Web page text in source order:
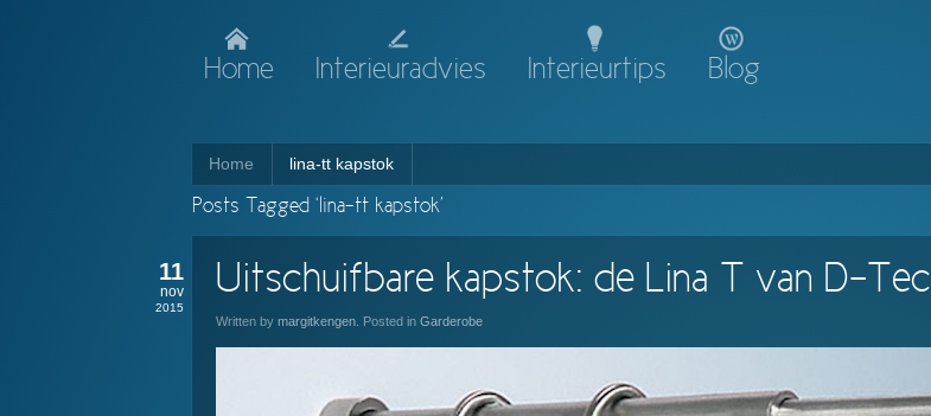
Home Interieuradvies Interieurtips Blog
Home lina-tt kapstok
Posts Tagged ‘lina-tt kapstok’
11
nov
2015
Uitschuifbare kapstok: de Lina T van D-Tec
Written by margitkengen . Posted in Garderobe